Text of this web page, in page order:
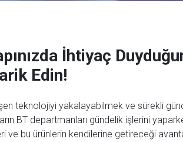
İhtiyaç
Edin!
teknolojiyi yakalayabilmek ve sürekli
BT departmanları gündelik işlerini
ve bu ürünlerin kendilerine getireceği